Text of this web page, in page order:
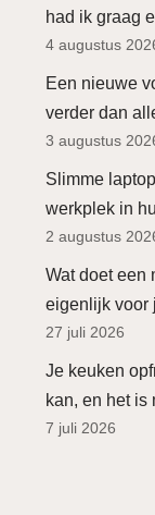
had ik graag
4 augustus
Een nieuwe
verder dan
3 augustus
Slimme
werkplek in
2 augustus
Wat doet een
eigenlijk voor
27 juli 2026
Je keuken
kan, en het is
7 juli 2026